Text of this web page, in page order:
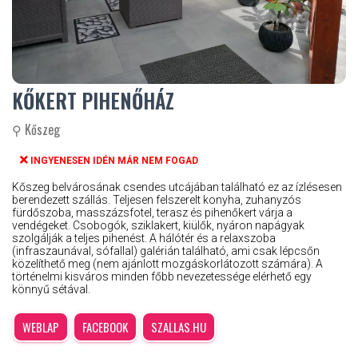
KŐKERT PIHENŐHÁZ
⚲ Kőszeg
INGYENESEN IDÉN MÁR NEM FOGAD
Kőszeg belvárosának csendes utcájában található ez az ízlésesen
berendezett szállás. Teljesen felszerelt konyha, zuhanyzós
fürdőszoba, masszázsfotel, terasz és pihenőkert várja a
vendégeket. Csobogók, sziklakert, kiülők, nyáron napágyak
szolgálják a teljes pihenést. A hálótér és a relaxszoba
(infraszaunával, sófallal) galérián található, ami csak lépcsőn
közelíthető meg (nem ajánlott mozgáskorlátozott számára). A
történelmi kisváros minden főbb nevezetessége elérhető egy
könnyű sétával.
WEBLAP FACEBOOK SZALLAS.HU